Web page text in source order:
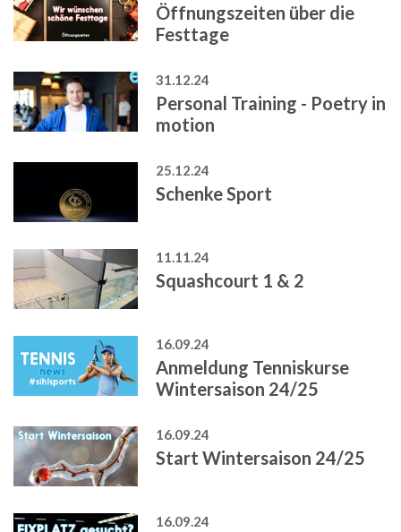
Öffnungszeiten über die
Festtage
31.12.24
Personal Training - Poetry in
motion
25.12.24
Schenke Sport
11.11.24
Squashcourt 1 & 2
16.09.24
Anmeldung Tenniskurse
Wintersaison 24/25
16.09.24
Start Wintersaison 24/25
16.09.24